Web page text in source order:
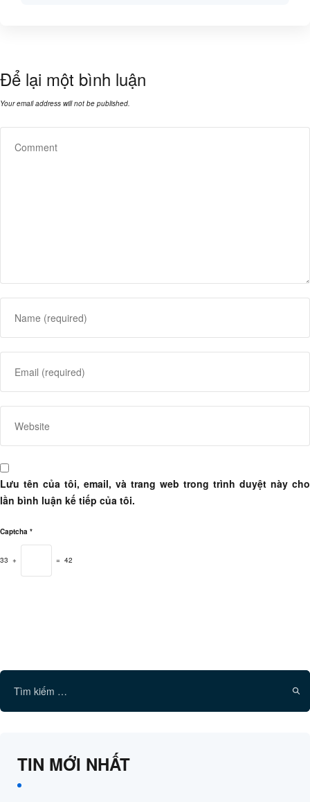
Để lại một bình luận
Your email address will not be published.
Lưu tên của tôi, email, và trang web trong trình duyệt này cho
lần bình luận kế tiếp của tôi.
Captcha *
33 + = 42
Tìm
kiếm
TIN MỚI NHẤT